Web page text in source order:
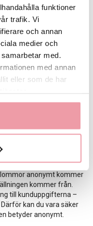
funktioner
trafik. Vi
och annan
medier och
med.
med annan
eller som de har
anonymt
finns det några enkla
– inte ditt eget namn i
väcka misstankar.
anonymt kommer
kommer från.
till kunduppgifterna –
kan du vara säker
betyder anonymt.